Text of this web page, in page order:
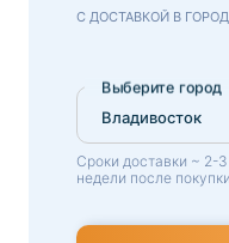
С ДОСТАВКОЙ В
Выберите город
Сроки доставки ~ 2-3
недели после покупки